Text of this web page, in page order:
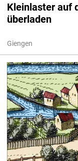
Kleinlaster auf
überladen
Giengen